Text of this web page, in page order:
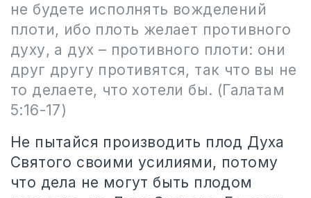
не будете исполнять вожделений
плоти, ибо плоть желает противного
духу, а дух – противного плоти: они
друг другу противятся, так что вы не
то делаете, что хотели бы. (Галатам
5:16-17)
Не пытайся производить плод Духа
Святого своими усилиями, потому
что дела не могут быть плодом